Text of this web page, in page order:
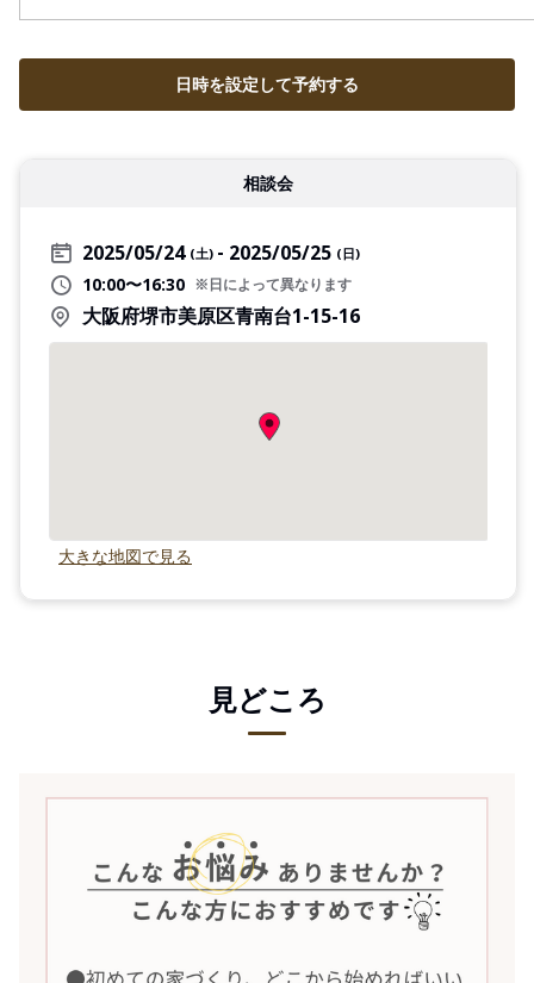
日時を設定して予約する
相談会
2025/05/24 (土) 2025/05/25 (日)
10:00〜16:30 ※日によって異なります
大阪府堺市美原区青南台1-15-16
大きな地図で見る
見どころ